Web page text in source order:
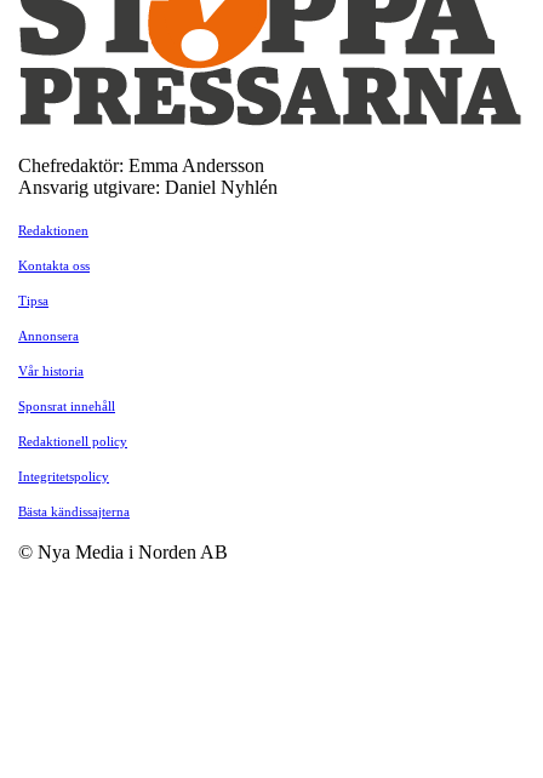
Chefredaktör: Emma Andersson
Ansvarig utgivare: Daniel Nyhlén
Redaktionen
Kontakta oss
Tipsa
Annonsera
Vår historia
Sponsrat innehåll
Redaktionell policy
Integritetspolicy
Bästa kändissajterna
© Nya Media i Norden AB